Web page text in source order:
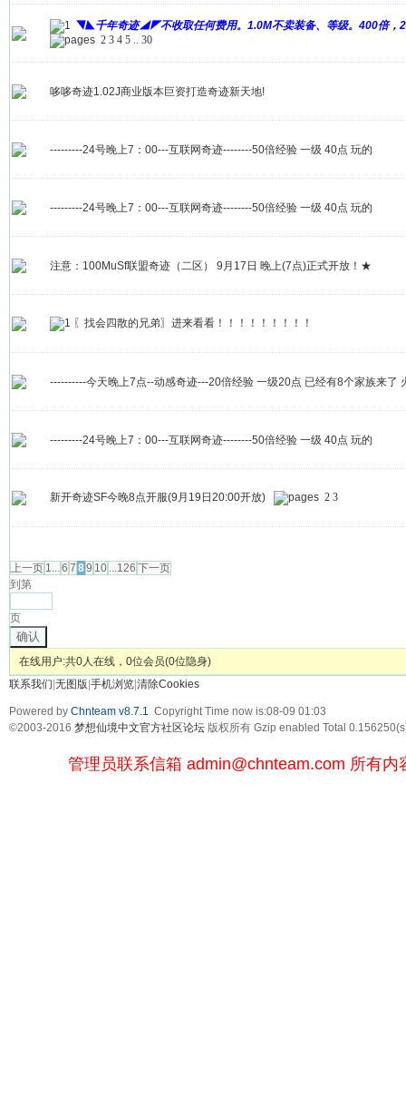
◥◣千年奇迹◢◤不收取任何费用。1.0M不卖装备、等级。400倍，
2 3 4 5 .. 30
哆哆奇迹1.02J商业版本巨资打造奇迹新天地!
---------24号晚上7：00---互联网奇迹--------50倍经验 一级 40点 玩的
---------24号晚上7：00---互联网奇迹--------50倍经验 一级 40点 玩的
注意：100MuSf联盟奇迹（二区） 9月17日 晚上(7点)正式开放！★
〖找会四散的兄弟〗进来看看！！！！！！！！！
----------今天晚上7点--动感奇迹---20倍经验 一级20点 已经有8个家族来了
---------24号晚上7：00---互联网奇迹--------50倍经验 一级 40点 玩的
新开奇迹SF今晚8点开服(9月19日20:00开放) 2 3
上一页 1...6 7 89 10 ...126 下一页
到第
页
确认
在线用户:共0人在线，0位会员(0位隐身)
联系我们|无图版|手机浏览|清除Cookies
Powered by Chnteam v8.7.1 Copyright Time now is:08-09 01:03
©2003-2016 梦想仙境中文官方社区论坛 版权所有 Gzip enabled Total
管理员联系信箱 admin@chnteam.com 所有内